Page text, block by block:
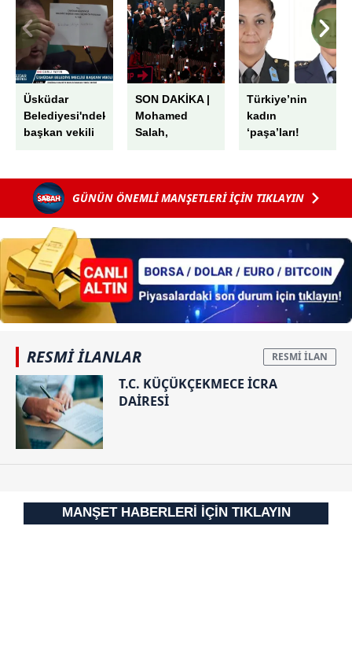
Üsküdar
Belediyesi'ndeki
başkan vekili
Parti'nin oyları
peş peşe iptal
edildi: "G"
harfini "6"
sayıp...
SON DAKİKA |
Mohamed
Salah,
muhteşem
karşılama
Türkiye’nin
kadın
‘paşa’ları!
kariyerleriyle
gurur
GÜNÜN ÖNEMLİ MANŞETLERİ İÇİN TIKLAYIN
RESMİ İLANLAR
T.C. KÜÇÜKÇEKMECE İCRA
DAİRESİ
MANŞET HABERLERİ İÇİN TIKLAYIN